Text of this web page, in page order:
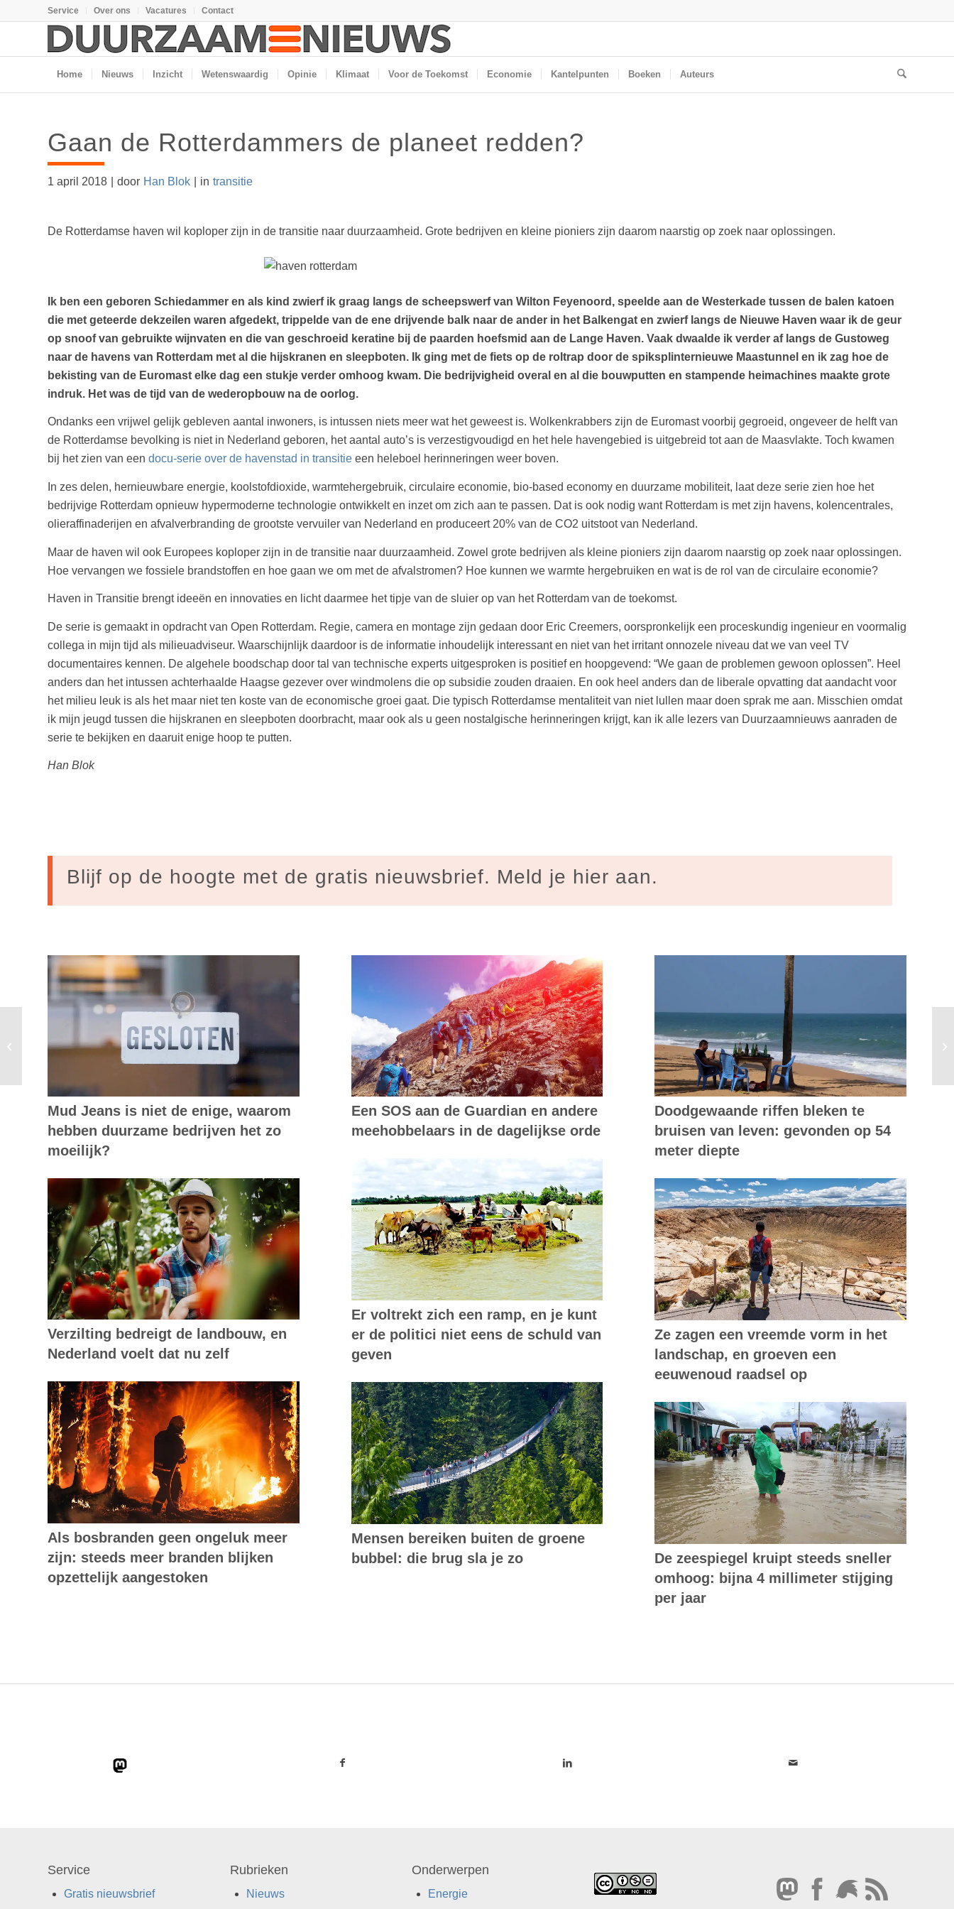
Service Over ons Vacatures Contact
Home Nieuws Inzicht Wetenswaardig Opinie Klimaat Voor de Toekomst Economie Kantelpunten Boeken Auteurs
Gaan de Rotterdammers de planeet redden?
1 april 2018 door Han Blok in transitie
De Rotterdamse haven wil koploper zijn in de transitie naar duurzaamheid. Grote bedrijven en kleine pioniers zijn daarom naarstig op zoek naar oplossingen.
Ik ben een geboren Schiedammer en als kind zwierf ik graag langs de scheepswerf van Wilton Feyenoord, speelde aan de Westerkade tussen de balen katoen
die met geteerde dekzeilen waren afgedekt, trippelde van de ene drijvende balk naar de ander in het Balkengat en zwierf langs de Nieuwe Haven waar ik de geur
op snoof van gebruikte wijnvaten en die van geschroeid keratine bij de paarden hoefsmid aan de Lange Haven. Vaak dwaalde ik verder af langs de Gustoweg
naar de havens van Rotterdam met al die hijskranen en sleepboten. Ik ging met de fiets op de roltrap door de spiksplinternieuwe Maastunnel en ik zag hoe de
bekisting van de Euromast elke dag een stukje verder omhoog kwam. Die bedrijvigheid overal en al die bouwputten en stampende heimachines maakte grote
indruk. Het was de tijd van de wederopbouw na de oorlog.
Ondanks een vrijwel gelijk gebleven aantal inwoners, is intussen niets meer wat het geweest is. Wolkenkrabbers zijn de Euromast voorbij gegroeid, ongeveer de helft van
de Rotterdamse bevolking is niet in Nederland geboren, het aantal auto’s is verzestigvoudigd en het hele havengebied is uitgebreid tot aan de Maasvlakte. Toch kwamen
bij het zien van een docu-serie over de havenstad in transitie een heleboel herinneringen weer boven.
In zes delen, hernieuwbare energie, koolstofdioxide, warmtehergebruik, circulaire economie, bio-based economy en duurzame mobiliteit, laat deze serie zien hoe het
bedrijvige Rotterdam opnieuw hypermoderne technologie ontwikkelt en inzet om zich aan te passen. Dat is ook nodig want Rotterdam is met zijn havens, kolencentrales,
olieraffinaderijen en afvalverbranding de grootste vervuiler van Nederland en produceert 20% van de CO2 uitstoot van Nederland.
Maar de haven wil ook Europees koploper zijn in de transitie naar duurzaamheid. Zowel grote bedrijven als kleine pioniers zijn daarom naarstig op zoek naar oplossingen.
Hoe vervangen we fossiele brandstoffen en hoe gaan we om met de afvalstromen? Hoe kunnen we warmte hergebruiken en wat is de rol van de circulaire economie?
Haven in Transitie brengt ideeën en innovaties en licht daarmee het tipje van de sluier op van het Rotterdam van de toekomst.
De serie is gemaakt in opdracht van Open Rotterdam. Regie, camera en montage zijn gedaan door Eric Creemers, oorspronkelijk een proceskundig ingenieur en voormalig
collega in mijn tijd als milieuadviseur. Waarschijnlijk daardoor is de informatie inhoudelijk interessant en niet van het irritant onnozele niveau dat we van veel TV
documentaires kennen. De algehele boodschap door tal van technische experts uitgesproken is positief en hoopgevend: “We gaan de problemen gewoon oplossen”. Heel
anders dan het intussen achterhaalde Haagse gezever over windmolens die op subsidie zouden draaien. En ook heel anders dan de liberale opvatting dat aandacht voor
het milieu leuk is als het maar niet ten koste van de economische groei gaat. Die typisch Rotterdamse mentaliteit van niet lullen maar doen sprak me aan. Misschien omdat
ik mijn jeugd tussen die hijskranen en sleepboten doorbracht, maar ook als u geen nostalgische herinneringen krijgt, kan ik alle lezers van Duurzaamnieuws aanraden de
serie te bekijken en daaruit enige hoop te putten.
Han Blok
Blijf op de hoogte met de gratis nieuwsbrief. Meld je hier aan.
Mud Jeans is niet de enige, waarom
hebben duurzame bedrijven het zo
moeilijk?
Verzilting bedreigt de landbouw, en
Nederland voelt dat nu zelf
Als bosbranden geen ongeluk meer
zijn: steeds meer branden blijken
opzettelijk aangestoken
Een SOS aan de Guardian en andere
meehobbelaars in de dagelijkse orde
Er voltrekt zich een ramp, en je kunt
er de politici niet eens de schuld van
geven
Mensen bereiken buiten de groene
bubbel: die brug sla je zo
Doodgewaande riffen bleken te
bruisen van leven: gevonden op 54
meter diepte
Ze zagen een vreemde vorm in het
landschap, en groeven een
eeuwenoud raadsel op
De zeespiegel kruipt steeds sneller
omhoog: bijna 4 millimeter stijging
per jaar
Service
Gratis nieuwsbrief
Rubrieken
Nieuws
Onderwerpen
Energie
vpro tegenlicht: ons gemeengoed